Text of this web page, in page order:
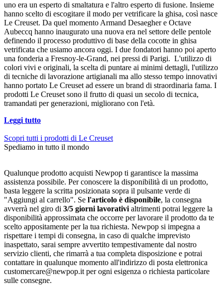
uno era un esperto di smaltatura e l'altro esperto di fusione. Insieme
hanno scelto di escogitare il modo per vetrificare la ghisa, così nasce
Le Creuset. Da quel momento Armand Desaegher e Octave
Aubeccq hanno inaugurato una nuova era nel settore delle pentole
definendo il processo produttivo di base della cocotte in ghisa
vetrificata che usiamo ancora oggi. I due fondatori hanno poi aperto
una fonderia a Fresnoy-le-Grand, nei pressi di Parigi. L'utilizzo di
colori vivi e originali, la scelta di puntare ai minimi dettagli, l'utilizzo
di tecniche di lavorazione artigianali ma allo stesso tempo innovativi
hanno portato Le Creuset ad essere un brand di straordinaria fama. I
prodotti Le Creuset sono il frutto di quasi un secolo di tecnica,
tramandati per generazioni, migliorano con l'età.
Leggi tutto
Scopri tutti i prodotti di Le Creuset
Spediamo in tutto il mondo
Qualunque prodotto acquisti Newpop ti garantisce la massima
assistenza possibile. Per conoscere la disponibilità di un prodotto,
basta leggere la scritta posizionata sopra il pulsante verde di
"Aggiungi al carrello". Se l'articolo è disponibile, la consegna
avverrà nel giro di 3/5 giorni lavorativi altrimenti potrai leggere la
disponibilità approssimata che occorre per lavorare il prodotto da te
scelto appositamente per la tua richiesta. Newpop si impegna a
rispettare i tempi di consegna, in caso di qualche imprevisto
inaspettato, sarai sempre avvertito tempestivamente dal nostro
servizio clienti, che rimarrà a tua completa disposizione e potrai
contattare in qualunque momento all'indirizzo di posta elettronica
customercare@newpop.it per ogni esigenza o richiesta particolare
sulle consegne.